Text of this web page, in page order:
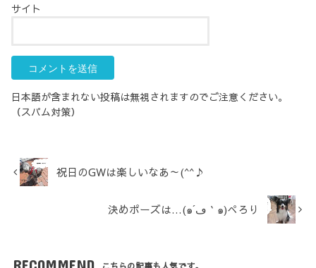
サイト
日本語が含まれない投稿は無視されますのでご注意ください。
（スパム対策）
祝日のGWは楽しいなあ～(^^♪
決めポーズは…(๑´ڡ｀๑)ぺろり
こちらの記事も人気です。